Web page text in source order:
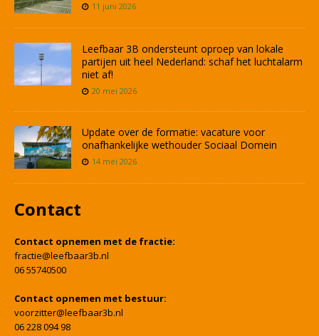
11 juni 2026
Leefbaar 3B ondersteunt oproep van lokale
partijen uit heel Nederland: schaf het luchtalarm
niet af!
20 mei 2026
Update over de formatie: vacature voor
onafhankelijke wethouder Sociaal Domein
14 mei 2026
Contact
Contact opnemen met de fractie:
fractie@leefbaar3b.nl
06 55740500
Contact opnemen met bestuur:
voorzitter@leefbaar3b.nl
06 228 094 98